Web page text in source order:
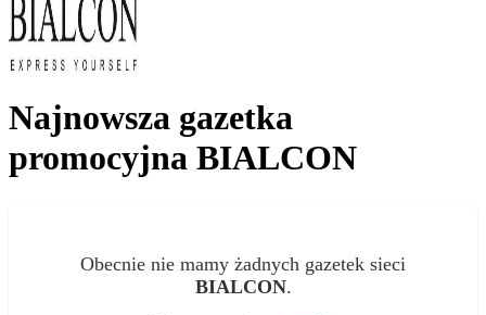
Najnowsza gazetka
promocyjna BIALCON
Obecnie nie mamy żadnych gazetek sieci
BIALCON.